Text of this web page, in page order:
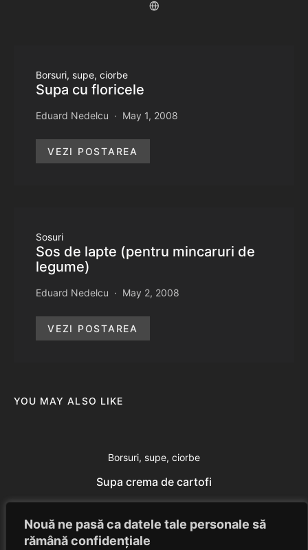
Nouă ne pasă ca datele tale personale să
rămână confidențiale
Borsuri, supe, ciorbe
Supa cu floricele
Eduard Nedelcu May 1, 2008
VEZI POSTAREA
Sosuri
Sos de lapte (pentru mincaruri de
legume)
Eduard Nedelcu May 2, 2008
VEZI POSTAREA
YOU MAY ALSO LIKE
Borsuri, supe, ciorbe
Supa crema de cartofi
Eduard Nedelcu July 24, 2014